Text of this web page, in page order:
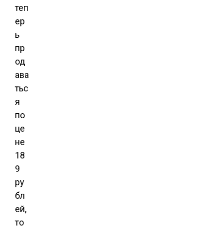
теп
ер
ь
пр
од
ава
тьс
я
по
це
не
18
9
ру
бл
ей,
то